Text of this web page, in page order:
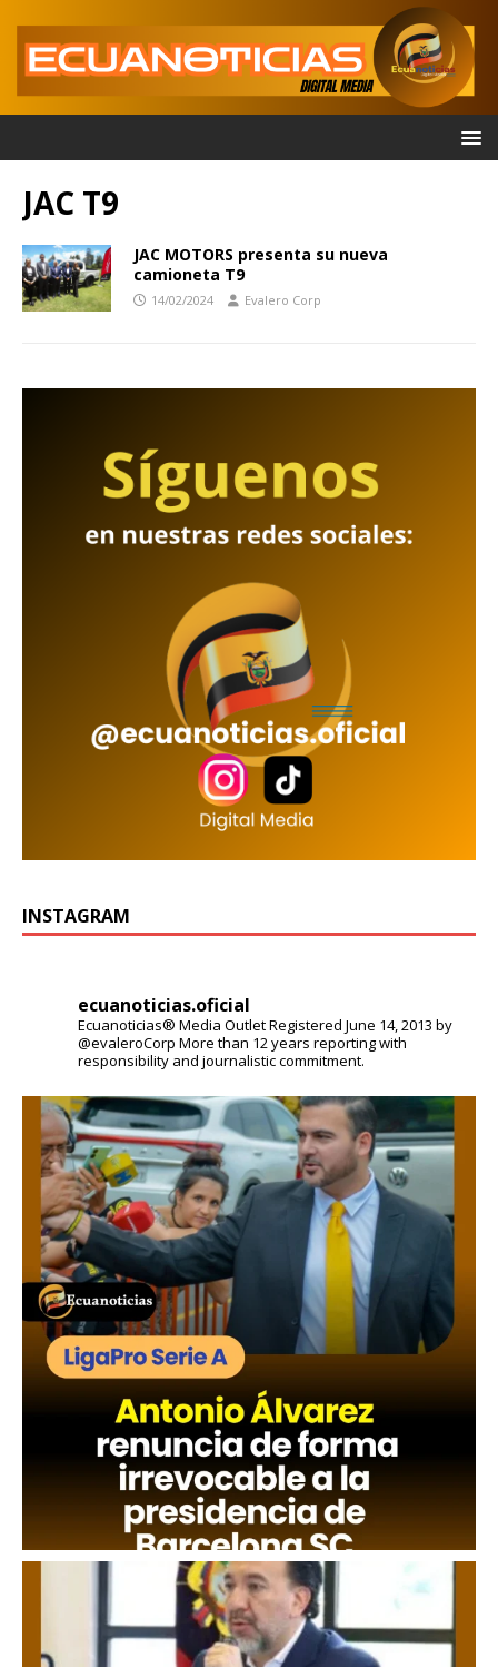
JAC T9
JAC MOTORS presenta su nueva
camioneta T9
14/02/2024 Evalero Corp
INSTAGRAM
ecuanoticias.oficial
Ecuanoticias® Media OutletRegistered June 14, 2013 by
@evaleroCorp More than 12 years reporting with
responsibility and journalistic commitment.